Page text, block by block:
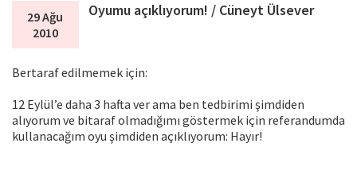
29 Ağu
2010
Oyumu açıklıyorum! / Cüneyt Ülsever
Bertaraf edilmemek için:
12 Eylül’e daha 3 hafta ver ama ben tedbirimi şimdiden
alıyorum ve bitaraf olmadığımı göstermek için referandumda
kullanacağım oyu şimdiden açıklıyorum: Hayır!